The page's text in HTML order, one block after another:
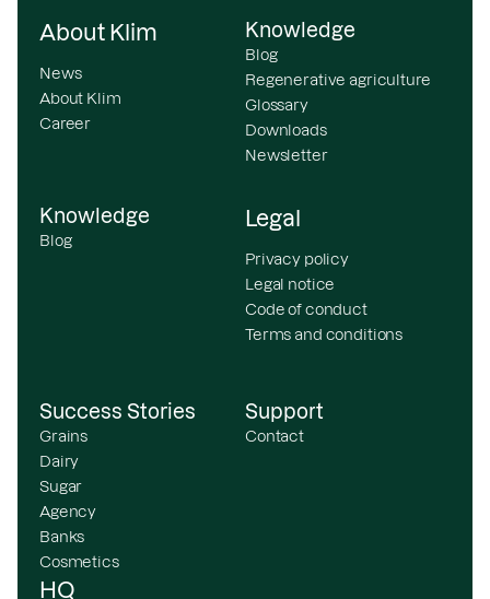
About Klim
News
About Klim
Career
Knowledge
Blog
Regenerative agriculture
Glossary
Downloads
Newsletter
Knowledge
Blog
Legal
Privacy policy
Legal notice
Code of conduct
Terms and conditions
Success Stories
Grains
Dairy
Sugar
Agency
Banks
Cosmetics
Support
Contact
HQ